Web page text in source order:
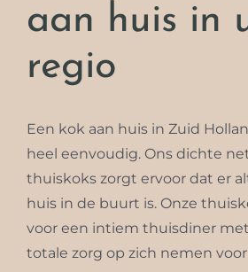
aan huis in
regio
Een kok aan huis in Zuid
heel eenvoudig. Ons dichte
thuiskoks zorgt ervoor dat er
huis in de buurt is. Onze
voor een intiem thuisdiner
totale zorg op zich nemen